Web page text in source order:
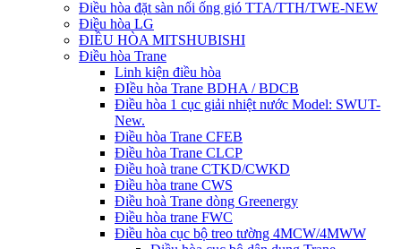
Điều hòa đặt sàn nối ống gió TTA/TTH/TWE-NEW
Điều hòa LG
ĐIỀU HÒA MITSHUBISHI
Điều hòa Trane
Linh kiện điều hòa
ĐIều hòa Trane BDHA / BDCB
Điều hòa 1 cục giải nhiệt nước Model: SWUT-
New.
Điều hòa Trane CFEB
Điều hòa Trane CLCP
Điều hoà trane CTKD/CWKD
Điều hòa trane CWS
Điều hoà Trane dòng Greenergy
Điều hòa trane FWC
Điều hòa cục bộ treo tường 4MCW/4MWW